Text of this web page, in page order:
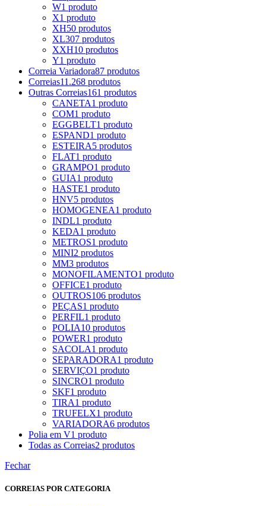
W1 produto
X1 produto
XH50 produtos
XL307 produtos
XXH10 produtos
Y1 produto
Correia Variadora87 produtos
Correias11.268 produtos
Outras Correias161 produtos
CANETA1 produto
COM1 produto
EGGBELT1 produto
ESPAND1 produto
ESTEIRA5 produtos
FLAT1 produto
GRAMPO1 produto
GUIA1 produto
HASTE1 produto
HNV5 produtos
HOMOGENEA1 produto
INDL1 produto
KEDA1 produto
METROS1 produto
MINI2 produtos
MM3 produtos
MONOFILAMENTO1 produto
OFFICE1 produto
OUTROS106 produtos
PEÇAS1 produto
PERFIL1 produto
POLIA10 produtos
POWER1 produto
SACOLA1 produto
SEPARADORA1 produto
SERVIÇO1 produto
SINCRO1 produto
SKF1 produto
TIRA1 produto
TRUFELX1 produto
VARIADORA6 produtos
Polia em V1 produto
Todas as Correias2 produtos
Fechar
CORREIAS POR CATEGORIA